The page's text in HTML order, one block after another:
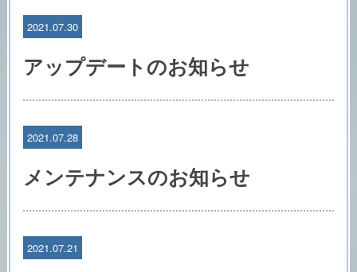
2021.07.30
アップデートのお知らせ
2021.07.28
メンテナンスのお知らせ
2021.07.21